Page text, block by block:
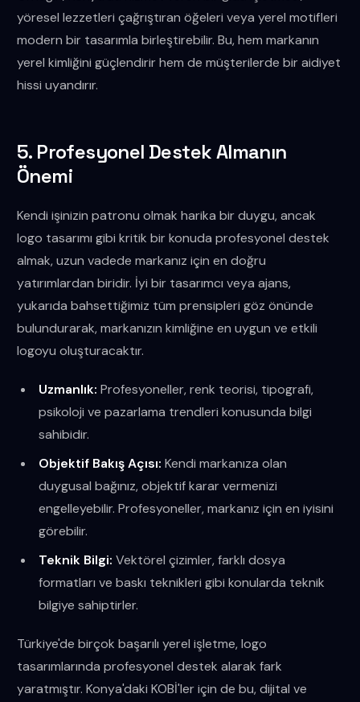
yöresel lezzetleri çağrıştıran öğeleri veya yerel motifleri
modern bir tasarımla birleştirebilir. Bu, hem markanın
yerel kimliğini güçlendirir hem de müşterilerde bir aidiyet
hissi uyandırır.
5. Profesyonel Destek Almanın
Önemi
Kendi işinizin patronu olmak harika bir duygu, ancak
logo tasarımı gibi kritik bir konuda profesyonel destek
almak, uzun vadede markanız için en doğru
yatırımlardan biridir. İyi bir tasarımcı veya ajans,
yukarıda bahsettiğimiz tüm prensipleri göz önünde
bulundurarak, markanızın kimliğine en uygun ve etkili
logoyu oluşturacaktır.
Uzmanlık: Profesyoneller, renk teorisi, tipografi,
psikoloji ve pazarlama trendleri konusunda bilgi
sahibidir.
Objektif Bakış Açısı: Kendi markanıza olan
duygusal bağınız, objektif karar vermenizi
engelleyebilir. Profesyoneller, markanız için en iyisini
görebilir.
Teknik Bilgi: Vektörel çizimler, farklı dosya
formatları ve baskı teknikleri gibi konularda teknik
bilgiye sahiptirler.
Türkiye'de birçok başarılı yerel işletme, logo
tasarımlarında profesyonel destek alarak fark
yaratmıştır. Konya'daki KOBİ'ler için de bu, dijital ve